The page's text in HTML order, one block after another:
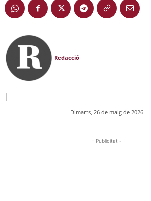
Redacció
|
Dimarts, 26 de maig de 2026
- Publicitat -